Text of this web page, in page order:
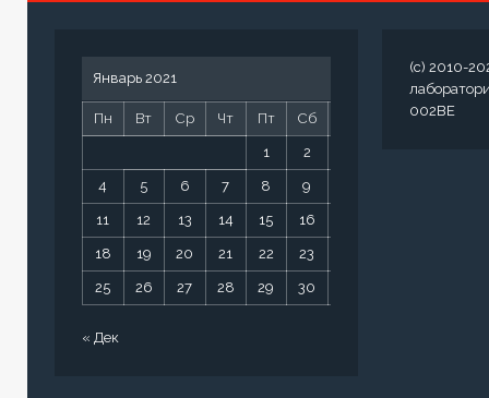
Январь 2021
Пн Вт Ср Чт Пт Сб
1 2
4 5 6 7 8 9
11 12 13 14 15 16
18 19 20 21 22 23
25 26 27 28 29 30
« Дек
(c) 2010-
002BE